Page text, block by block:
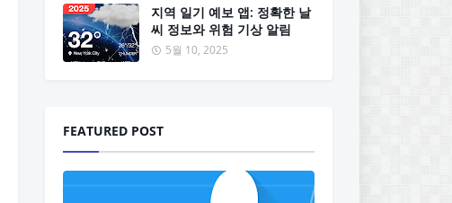
지역 일기 예보 앱: 정확한 날
씨 정보와 위험 기상 알림
5월 10, 2025
FEATURED POST